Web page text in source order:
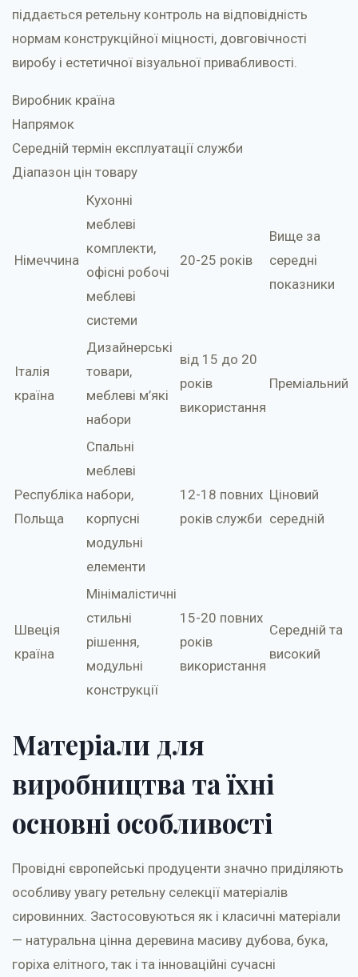
піддається ретельну контроль на відповідність
нормам конструкційної міцності, довговічності
виробу і естетичної візуальної привабливості.
Виробник країна
Напрямок
Середній термін експлуатації служби
Діапазон цін товару
Німеччина
Кухонні
меблеві
комплекти,
офісні робочі
меблеві
системи
20-25 років
Вище за
середні
показники
Італія
країна
Дизайнерські
товари,
меблеві м’які
набори
від 15 до 20
років
використання
Преміальний
Республіка
Польща
Спальні
меблеві
набори,
корпусні
модульні
елементи
12-18 повних
років служби
Ціновий
середній
Швеція
країна
Мінімалістичні
стильні
рішення,
модульні
конструкції
15-20 повних
років
використання
Середній та
високий
Матеріали для
виробництва та їхні
основні особливості
Провідні європейські продуценти значно приділяють
особливу увагу ретельну селекції матеріалів
сировинних. Застосовуються як і класичні матеріали
— натуральна цінна деревина масиву дубова, бука,
горіха елітного, так і та інноваційні сучасні